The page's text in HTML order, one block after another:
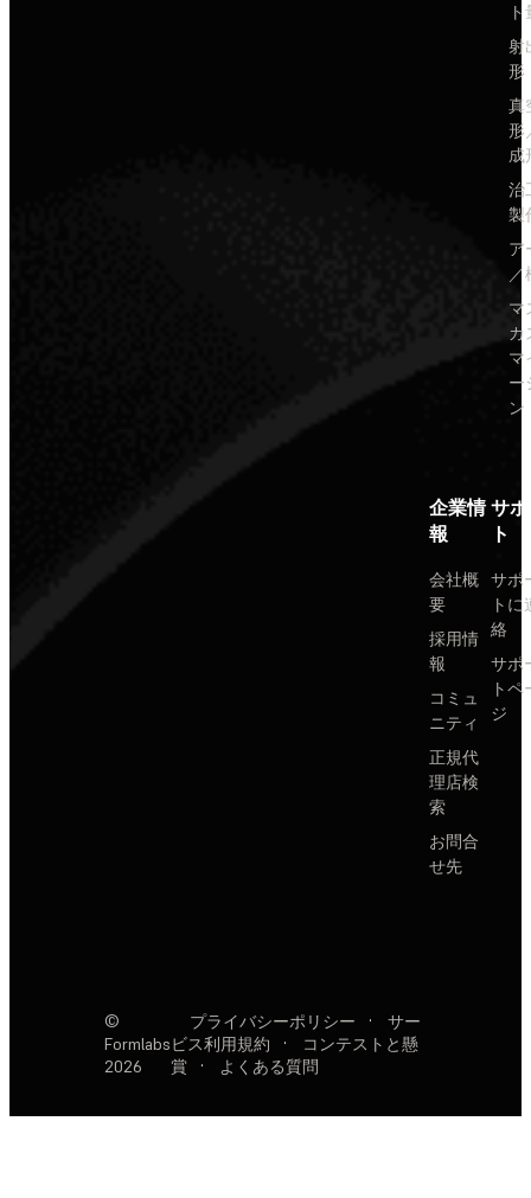
射
形
真
形
成
治
製
ア
／
マ
カ
マ
ー
ン
企業情
報
会社概
要
採用情
報
コミュ
ニティ
正規代
理店検
索
お問合
せ先
サ
ト
サポ
トに
絡
サポ
トペ
ジ
©
Formlabs
2026
プライバシーポリシー ·
サー
ビス利用規約
·
コンテストと懸
賞
· よくある質問